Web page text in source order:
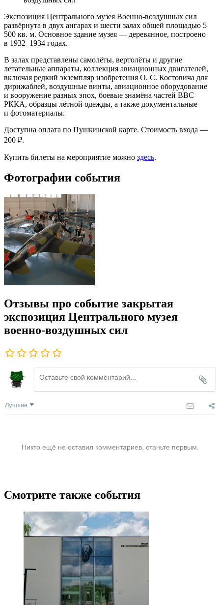
Экспозиция Центрального музея Военно-воздушных сил
развёрнута в двух ангарах и шести залах общей площадью 5
500 кв. м. Основное здание музея — деревянное, построено
в 1932–1934 годах.
В залах представлены самолёты, вертолёты и другие
летательные аппараты, коллекция авиационных двигателей,
включая редкий экземпляр изобретения О. С. Костовича для
дирижаблей, воздушные винты, авиационное оборудование
и вооружение разных эпох, боевые знамёна частей ВВС
РККА, образцы лётной одежды, а также документальные
и фотоматериалы.
Доступна оплата по Пушкинской карте. Стоимость входа —
200 ₽.
Купить билеты на мероприятие можно здесь.
Фотографии события
Отзывы про событие закрытая
экспозиция Центрального музея
военно-воздушных сил
Лучшие
Никто ещё не оставил комментариев, станьте первым.
Смотрите также события